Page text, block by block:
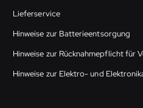
Lieferservice
Hinweise zur Batterieentsorgung
Hinweise zur Rücknahmepflicht für
Hinweise zur Elektro- und